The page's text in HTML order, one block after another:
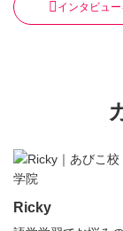
インタビュ
Ricky